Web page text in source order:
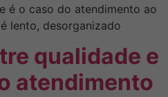
é o caso do atendimento ao
lento, desorganizado
qualidade e
atendimento